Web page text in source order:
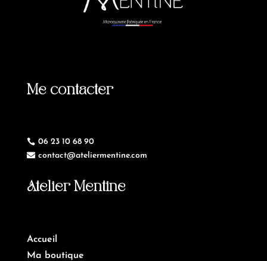
Me contacter
 06 23 10 68 90
 contact@ateliermentine.com
Atelier Mentine
Accueil
Ma boutique